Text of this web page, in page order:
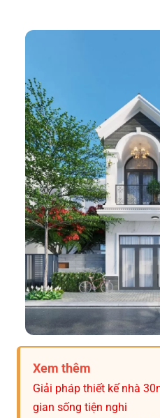
Xem thêm
Giải pháp thiết kế nhà
gian sống tiện nghi